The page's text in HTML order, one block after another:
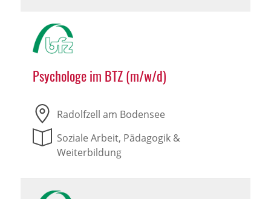
Psychologe im BTZ (m/w/d)
Radolfzell am Bodensee
Soziale Arbeit, Pädagogik &
Weiterbildung